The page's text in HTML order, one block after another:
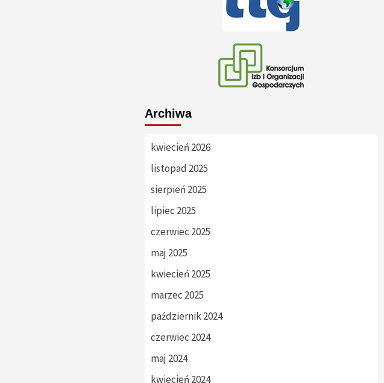
Archiwa
kwiecień 2026
listopad 2025
sierpień 2025
lipiec 2025
czerwiec 2025
maj 2025
kwiecień 2025
marzec 2025
październik 2024
czerwiec 2024
maj 2024
kwiecień 2024